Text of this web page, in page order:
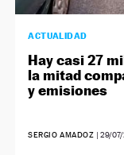
ACTUALIDAD
Hay casi 27
la mitad
y emisiones
SERGIO AMADOZ |29/